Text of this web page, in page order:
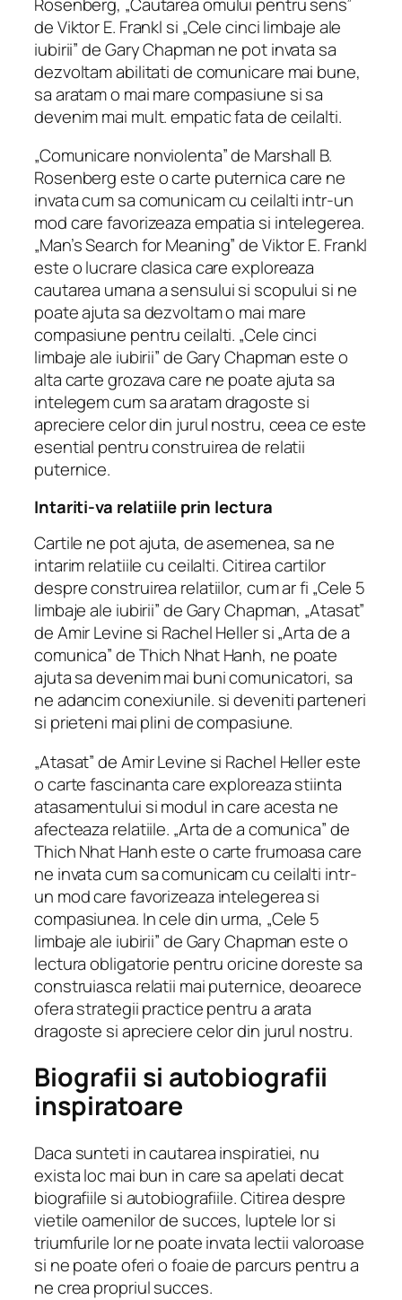
de Viktor E. Frankl si „Cele cinci limbaje ale
iubirii” de Gary Chapman ne pot invata sa
dezvoltam abilitati de comunicare mai bune,
sa aratam o mai mare compasiune si sa
devenim mai mult. empatic fata de ceilalti.
„Comunicare nonviolenta” de Marshall B.
Rosenberg este o carte puternica care ne
invata cum sa comunicam cu ceilalti intr-un
mod care favorizeaza empatia si intelegerea.
„Man’s Search for Meaning” de Viktor E. Frankl
este o lucrare clasica care exploreaza
cautarea umana a sensului si scopului si ne
poate ajuta sa dezvoltam o mai mare
compasiune pentru ceilalti. „Cele cinci
limbaje ale iubirii” de Gary Chapman este o
alta carte grozava care ne poate ajuta sa
intelegem cum sa aratam dragoste si
apreciere celor din jurul nostru, ceea ce este
esential pentru construirea de relatii
puternice.
Intariti-va relatiile prin lectura
Cartile ne pot ajuta, de asemenea, sa ne
intarim relatiile cu ceilalti. Citirea cartilor
despre construirea relatiilor, cum ar fi „Cele 5
limbaje ale iubirii” de Gary Chapman, „Atasat”
de Amir Levine si Rachel Heller si „Arta de a
comunica” de Thich Nhat Hanh, ne poate
ajuta sa devenim mai buni comunicatori, sa
ne adancim conexiunile. si deveniti parteneri
si prieteni mai plini de compasiune.
„Atasat” de Amir Levine si Rachel Heller este
o carte fascinanta care exploreaza stiinta
atasamentului si modul in care acesta ne
afecteaza relatiile. „Arta de a comunica” de
Thich Nhat Hanh este o carte frumoasa care
ne invata cum sa comunicam cu ceilalti intr-
un mod care favorizeaza intelegerea si
compasiunea. In cele din urma, „Cele 5
limbaje ale iubirii” de Gary Chapman este o
lectura obligatorie pentru oricine doreste sa
construiasca relatii mai puternice, deoarece
ofera strategii practice pentru a arata
dragoste si apreciere celor din jurul nostru.
Biografii si autobiografii
inspiratoare
Daca sunteti in cautarea inspiratiei, nu
exista loc mai bun in care sa apelati decat
biografiile si autobiografiile. Citirea despre
vietile oamenilor de succes, luptele lor si
triumfurile lor ne poate invata lectii valoroase
si ne poate oferi o foaie de parcurs pentru a
ne crea propriul succes.